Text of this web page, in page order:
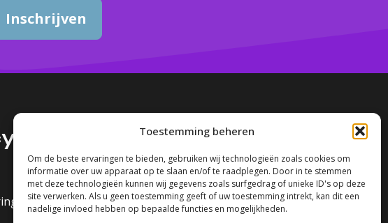
Toestemming beheren
Om de beste ervaringen te bieden, gebruiken wij technologieën zoals cookies om
informatie over uw apparaat op te slaan en/of te raadplegen. Door in te stemmen
met deze technologieën kunnen wij gegevens zoals surfgedrag of unieke ID's op deze
site verwerken. Als u geen toestemming geeft of uw toestemming intrekt, kan dit een
nadelige invloed hebben op bepaalde functies en mogelijkheden.
Inschrijven
Contact
Tel:0541 – 356 308
E-mail:info@cobs.nu